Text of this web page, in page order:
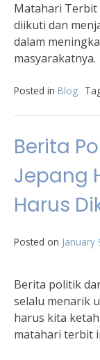
Matahari Terbit
diikuti dan
dalam
masyarakatnya.
Posted in Blog
Berita
Jepang
Harus
Posted on January
Berita politik
selalu menarik
harus kita
matahari terbit